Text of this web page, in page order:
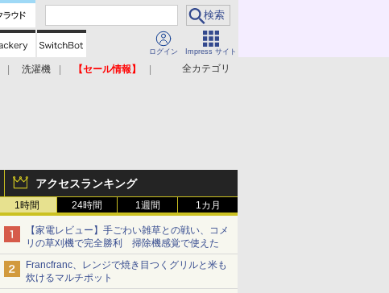
ログイン Impress サイト
全カテゴリ
洗濯機
【セール情報】
アクセスランキング
1時間 24時間 1週間 1カ月
【家電レビュー】手ごわい雑草との戦い、コメ
リの草刈機で完全勝利 掃除機感覚で使えた
Francfranc、レンジで焼き目つくグリルと米も
炊けるマルチポット